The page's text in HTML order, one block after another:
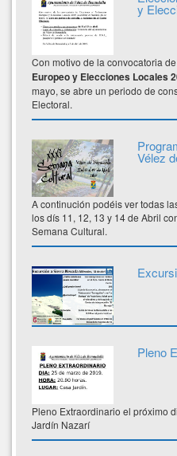
y
Con motivo de la convocatoria de
Europeo y Elecciones Locales
mayo, se abre un periodo de
Electoral.
Vélez
A continución podéis ver todas
los dís 11, 12, 13 y 14 de Abril
Semana Cultural.
Pleno
Pleno Extraordinario el próximo
Jardín Nazarí